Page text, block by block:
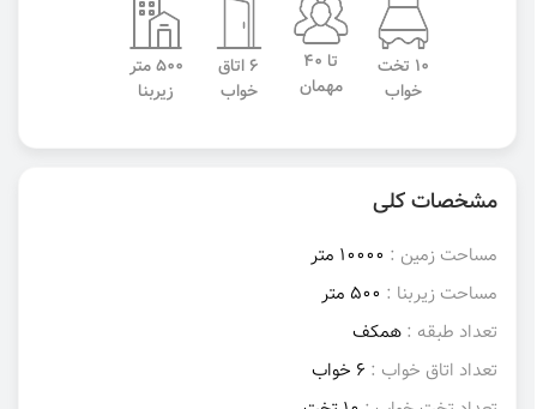
10 تخت
خواب
تا 40
مهمان
6 اتاق
خواب
500 متر
زیربنا
مشخصات کلی
مساحت زمین : 10000 متر
مساحت زیربنا : 500 متر
تعداد طبقه : همکف
تعداد اتاق خواب : 6 خواب